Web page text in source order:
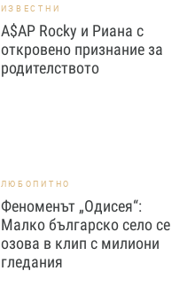
ИЗВЕСТНИ
A$AP Rocky и Риана с
откровено признание за
родителството
ЛЮБОПИТНО
Феноменът „Одисея“:
Малко българско село се
озова в клип с милиони
гледания